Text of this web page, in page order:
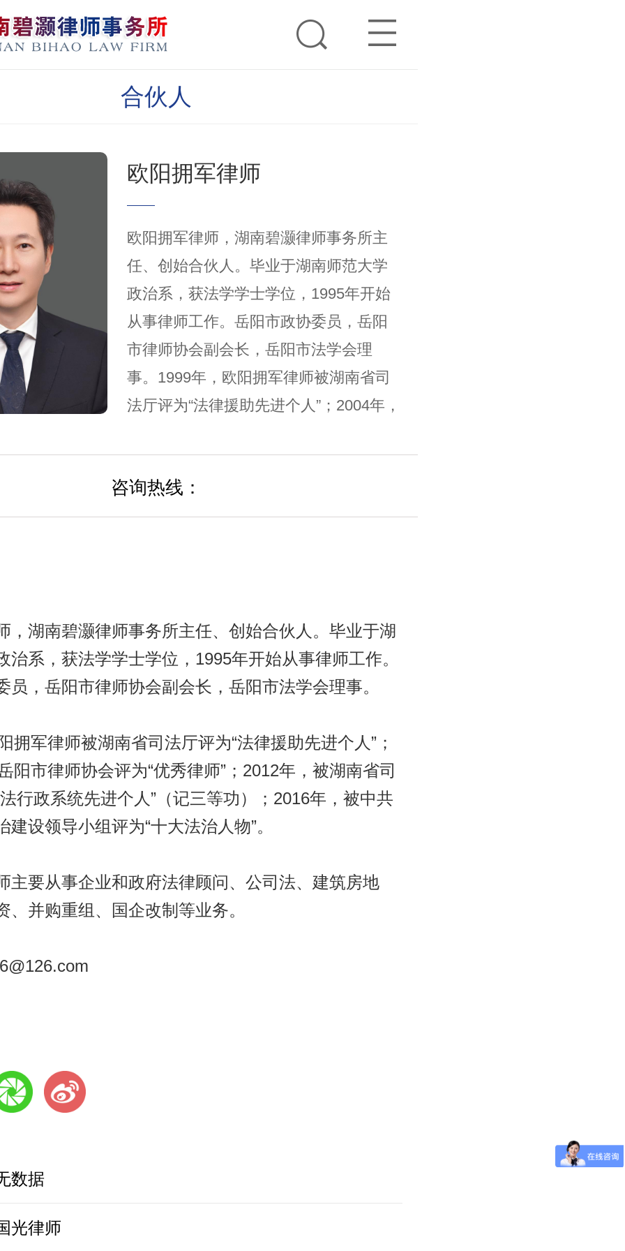
合伙人
欧阳拥军律师
欧阳拥军律师，湖南碧灏律师事务所主
任、创始合伙人。毕业于湖南师范大学
政治系，获法学学士学位，1995年开始
从事律师工作。岳阳市政协委员，岳阳
市律师协会副会长，岳阳市法学会理
事。1999年，欧阳拥军律师被湖南省司
法厅评为“法律援助先进个人”；2004年，
年，被湖南省司法厅评为“司法行政系统
先进个人”（记三等功）；2016年，被中
共岳阳市委法治建设领导小组评为“十大
咨询热线：
，湖南碧灏律师事务所主任、创始合伙人。毕业于湖
治系，获法学学士学位，1995年开始从事律师工作。
员，岳阳市律师协会副会长，岳阳市法学会理事。
拥军律师被湖南省司法厅评为“法律援助先进个人”；
阳市律师协会评为“优秀律师”；2012年，被湖南省司
行政系统先进个人”（记三等功）；2016年，被中共
建设领导小组评为“十大法治人物”。
主要从事企业和政府法律顾问、公司法、建筑房地
、并购重组、国企改制等业务。
数据
光律师